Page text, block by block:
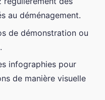
au déménagement.
de démonstration ou
infographies pour
de manière visuelle